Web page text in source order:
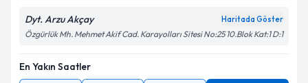
Metni'ni okudum ve kişisel verilerimin belirtilen
kapsamda işlenmesini kabul ediyorum.
Dyt. Arzu Akçay Haritada Göster
Özgürlük Mh. Mehmet Akif Cad. Karayolları Sitesi No:25 10.Blok Kat:1 D:1
En Yakın Saatler